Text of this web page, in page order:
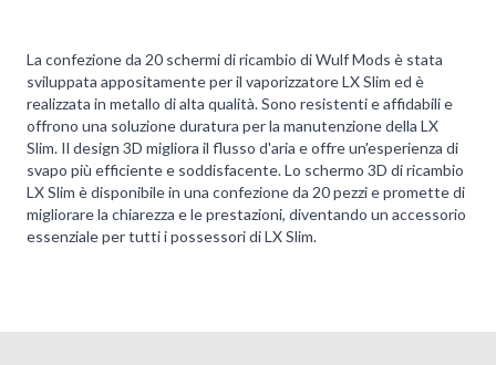
La confezione da 20 schermi di ricambio di Wulf Mods è stata
sviluppata appositamente per il vaporizzatore LX Slim ed è
realizzata in metallo di alta qualità. Sono resistenti e affidabili e
offrono una soluzione duratura per la manutenzione della LX
Slim. Il design 3D migliora il flusso d'aria e offre un'esperienza di
svapo più efficiente e soddisfacente. Lo schermo 3D di ricambio
LX Slim è disponibile in una confezione da 20 pezzi e promette di
migliorare la chiarezza e le prestazioni, diventando un accessorio
essenziale per tutti i possessori di LX Slim.